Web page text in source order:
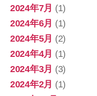
2024年7月 (1)
2024年6月 (1)
2024年5月 (2)
2024年4月 (1)
2024年3月 (3)
2024年2月 (1)